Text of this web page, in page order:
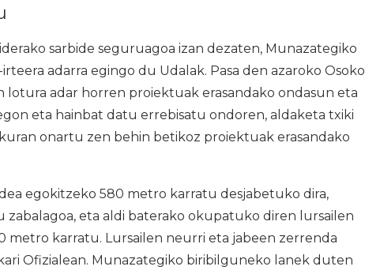
sarbide seguruagoa izan dezaten, Munazategiko
adarra egingo du Udalak. Pasa den azaroko Osoko
adar horren proiektuak erasandako ondasun eta
eta hainbat datu errebisatu ondoren, aldaketa txiki
onartu zen behin betikoz proiektuak erasandako
egokitzeko 580 metro karratu desjabetuko dira,
zabalagoa, eta aldi baterako okupatuko diren lursailen
metro karratu. Lursailen neurri eta jabeen zerrenda
Ofizialean. Munazategiko biribilguneko lanek duten